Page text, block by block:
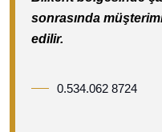
sonrasında
edilir.
0.534.062 8724